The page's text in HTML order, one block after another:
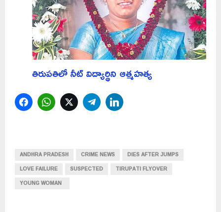
తిరుపతిలో నీట్ విద్యార్థిని ఆత్మహత్య
FacebookWhatsAppTwitterTelegram
ANDHRA PRADESH CRIME NEWS
DIES AFTER JUMPS
LOVE FAILURE
SUSPECTED
TIRUPATI FLYOVER
YOUNG WOMAN